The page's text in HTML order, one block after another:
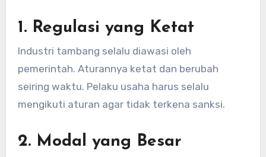
1. Regulasi yang Ketat
Industri tambang selalu diawasi oleh
pemerintah. Aturannya ketat dan berubah
seiring waktu. Pelaku usaha harus selalu
mengikuti aturan agar tidak terkena sanksi.
2. Modal yang Besar